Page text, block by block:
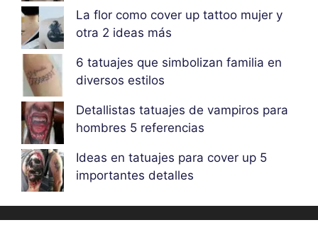
La flor como cover up tattoo mujer y
otra 2 ideas más
6 tatuajes que simbolizan familia en
diversos estilos
Detallistas tatuajes de vampiros para
hombres 5 referencias
Ideas en tatuajes para cover up 5
importantes detalles